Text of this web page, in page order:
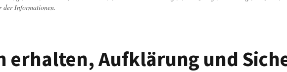
der Informationen.
erhalten, Aufklärung und